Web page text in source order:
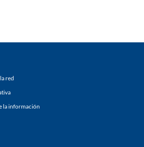
red
la información